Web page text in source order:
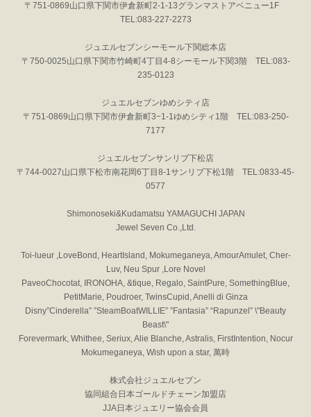
〒751-0869山口県下関市伊倉新町2-1-13グランマストアベニュー1F
TEL:083-227-2273
ジュエルセブンシーモール下関総本店
〒750-0025山口県下関市竹崎町4丁目4-8シーモール下関3階 TEL:083-
235-0123
ジュエルセブンゆめシティ店
〒751-0869山口県下関市伊倉新町3−1-1ゆめシティ1階 TEL:083-250-
7177
ジュエルセブンサンリブ下松店
〒744-0027山口県下松市南花岡6丁目8-1サンリブ下松1階 TEL:0833-45-
0577
Shimonoseki&Kudamatsu YAMAGUCHI JAPAN
Jewel Seven Co.,Ltd.
Toi-lueur ,LoveBond, HeartIsland, Mokumeganeya, AmourAmulet, Cher-
Luv, Neu Spur ,Lore Novel
PaveoChocotat, IRONOHA, &tique, Regalo, SaintPure, SomethingBlue,
PetitMarie, Poudroer, TwinsCupid, Anelli di Ginza
Disny”Cinderella” ”SteamBoatWILLIE” ”Fantasia” “Rapunzel” \"Beauty
Beast\"
Forevermark, Whithee, Seriux, Alie Blanche, Astralis, FirstIntention, Nocur
Mokumeganeya, Wish upon a star, 萬時
株式会社ジュエルセブン
協同組合日本ゴールドチェーン加盟店
JJA日本ジュエリー協会会員